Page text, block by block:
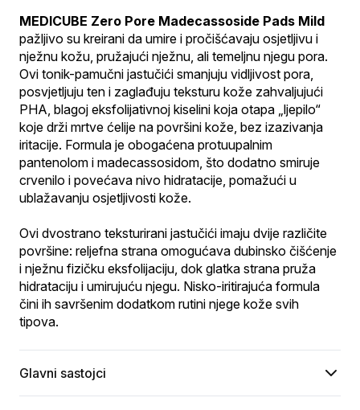
MEDICUBE Zero Pore Madecassoside Pads Mild
pažljivo su kreirani da umire i pročišćavaju osjetljivu i
nježnu kožu, pružajući nježnu, ali temeljnu njegu pora.
Ovi tonik-pamučni jastučići smanjuju vidljivost pora,
posvjetljuju ten i zaglađuju teksturu kože zahvaljujući
PHA, blagoj eksfolijativnoj kiselini koja otapa „ljepilo“
koje drži mrtve ćelije na površini kože, bez izazivanja
iritacije. Formula je obogaćena protuupalnim
pantenolom i madecassosidom, što dodatno smiruje
crvenilo i povećava nivo hidratacije, pomažući u
ublažavanju osjetljivosti kože.
Ovi dvostrano teksturirani jastučići imaju dvije različite
površine: reljefna strana omogućava dubinsko čišćenje
i nježnu fizičku eksfolijaciju, dok glatka strana pruža
hidrataciju i umirujuću njegu. Nisko-iritirajuća formula
čini ih savršenim dodatkom rutini njege kože svih
tipova.
Glavni sastojci